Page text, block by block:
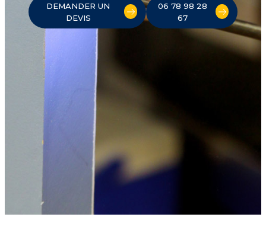
DEMANDER UN
DEVIS
06 78 98 28
67